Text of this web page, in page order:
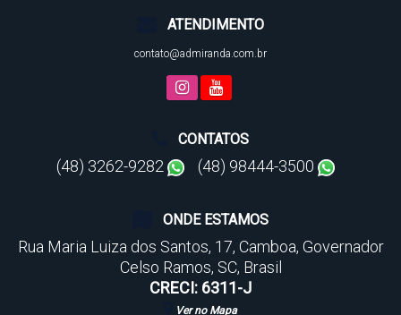
ATENDIMENTO
contato@admiranda.com.br
CONTATOS
(48) 3262-9282 (48) 98444-3500
ONDE ESTAMOS
Rua Maria Luiza dos Santos, 17, Camboa, Governador
Celso Ramos, SC, Brasil
CRECI: 6311-J
Ver no Mapa